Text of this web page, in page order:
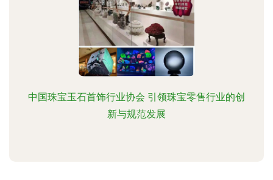
中国珠宝玉石首饰行业协会 引领珠宝零售行业的创
新与规范发展